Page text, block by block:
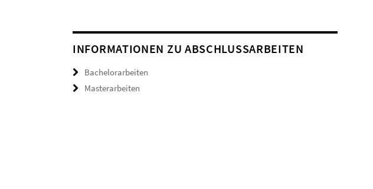
INFORMATIONEN ZU ABSCHLUSSARBEITEN
Bachelorarbeiten
Masterarbeiten